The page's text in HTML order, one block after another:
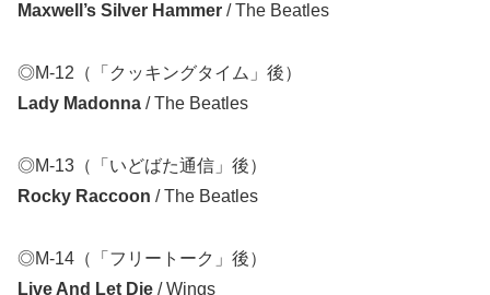
Maxwell’s Silver Hammer / The Beatles
◎M-12（「クッキングタイム」後）
Lady Madonna / The Beatles
◎M-13（「いどばた通信」後）
Rocky Raccoon / The Beatles
◎M-14（「フリートーク」後）
Live And Let Die / Wings